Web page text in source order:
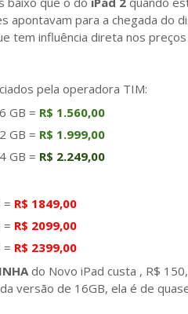
apontavam para a chegada do
tem influência direta nos
pela operadora TIM:
GB = R$ 1.560,00
GB = R$ 1.999,00
GB = R$ 2.249,00
= R$ 1849,00
= R$ 2099,00
= R$ 2399,00
do Novo iPad custa , R$
versão de 16GB, ela é de